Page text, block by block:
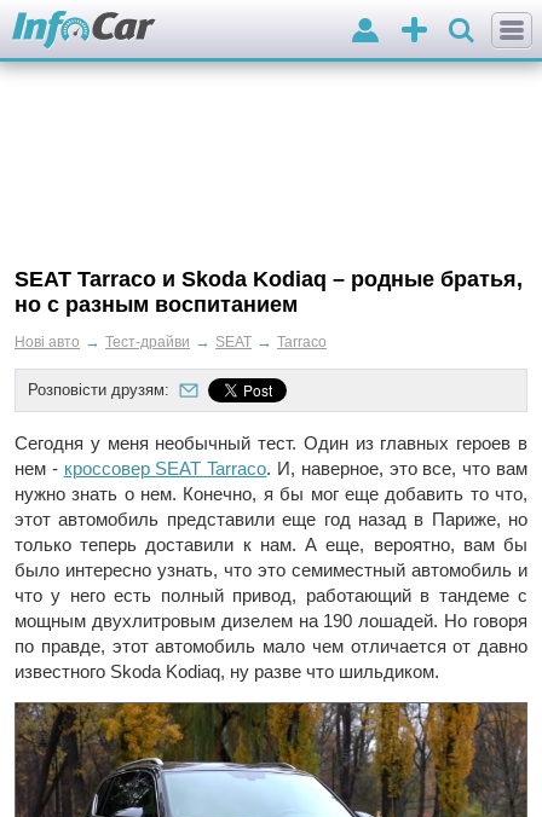
Додати
оголошення
Вхід
SEAT Tarraco и Skoda Kodiaq – родные братья,
но с разным воспитанием
Нові авто → Тест-драйви → SEAT → Tarraco
Розповісти друзям:
Сегодня у меня необычный тест. Один из главных героев в
нем - кроссовер SEAT Tarraco. И, наверное, это все, что вам
нужно знать о нем. Конечно, я бы мог еще добавить то что,
этот автомобиль представили еще год назад в Париже, но
только теперь доставили к нам. А еще, вероятно, вам бы
было интересно узнать, что это семиместный автомобиль и
что у него есть полный привод, работающий в тандеме с
мощным двухлитровым дизелем на 190 лошадей. Но говоря
по правде, этот автомобиль мало чем отличается от давно
известного Skoda Kodiaq, ну разве что шильдиком.